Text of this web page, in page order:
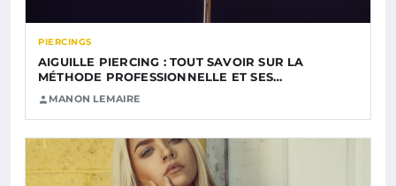
PIERCINGS
AIGUILLE PIERCING : TOUT SAVOIR SUR LA
MÉTHODE PROFESSIONNELLE ET SES…
MANON LEMAIRE